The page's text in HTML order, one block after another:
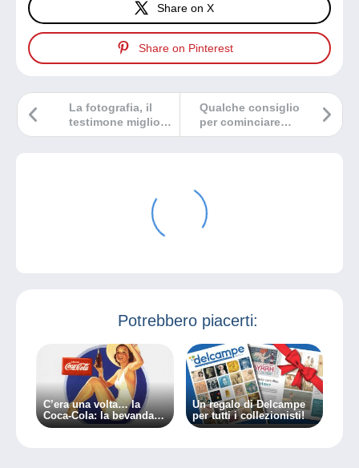
Share on X
Share on Pinterest
Qualche consiglio
per cominciare
bene con la
La fotografia, il
testimone migliore
della moda del
Potrebbero piacerti:
C’era una volta… la
Coca-Cola: la bevanda
culto delle pin-up.
Un regalo di Delcampe
per tutti i collezionisti!